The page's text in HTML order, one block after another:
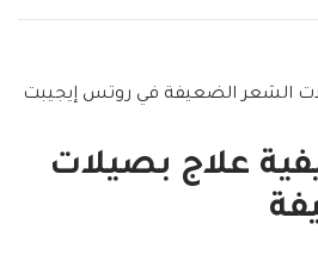
علاج بصيلات